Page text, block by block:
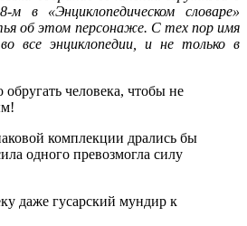
в «Энциклопедическом словаре»
об этом персонаже. С тех пор имя
все энциклопедии, и не только в
обругать человека, чтобы не
комплекции дрались бы
одного превозмогла силу
даже гусарский мундир к